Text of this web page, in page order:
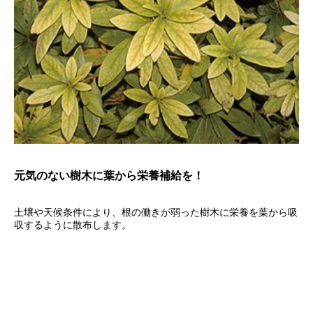
元気のない樹木に葉から栄養補給を！
土壌や天候条件により、根の働きが弱った樹木に栄養を葉から吸
収するように散布します。